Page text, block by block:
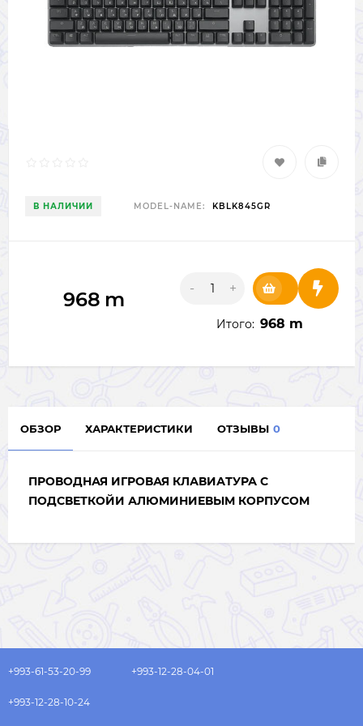
В НАЛИЧИИ MODEL-NAME: KBLK845GR
968 m - +
Итого: 968 m
ОБЗОР ХАРАКТЕРИСТИКИ ОТЗЫВЫ 0
ПРОВОДНАЯ ИГРОВАЯ КЛАВИАТУРА С
ПОДСВЕТКОЙИ АЛЮМИНИЕВЫМ КОРПУСОМ
+993-61-53-20-99 +993-12-28-04-01
+993-12-28-10-24